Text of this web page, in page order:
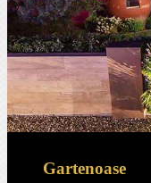
Gartenoase